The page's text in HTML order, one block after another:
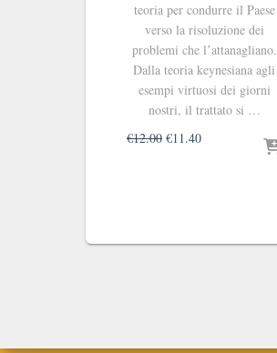
teoria per condurre il Paese
verso la risoluzione dei
problemi che lʼattanagliano.
Dalla teoria keynesiana agli
esempi virtuosi dei giorni
nostri, il trattato si …
€12.00 Il
€11.40Il